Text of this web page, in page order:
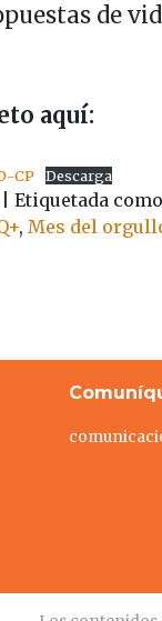
de
aquí:
CP Descarga
Etiquetada como
, Mes del